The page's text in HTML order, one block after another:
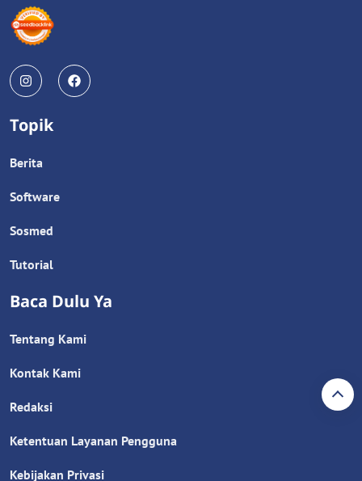
Topik
Berita
Software
Sosmed
Tutorial
Baca Dulu Ya
Tentang Kami
Kontak Kami
Redaksi
Ketentuan Layanan Pengguna
Kebijakan Privasi